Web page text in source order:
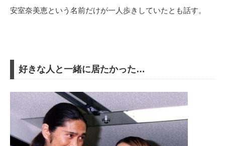
安室奈美恵という名前だけが一人歩きしていたとも話す。
好きな人と一緒に居たかった…